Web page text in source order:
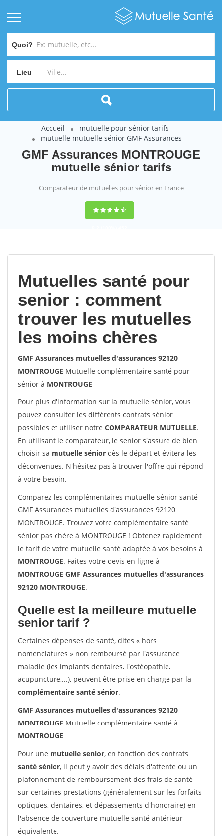
Quoi?
Lieu
Accueil
mutuelle pour sénior tarifs
mutuelle mutuelle sénior GMF Assurances
GMF Assurances MONTROUGE
mutuelle sénior tarifs
Comparateur de mutuelles pour sénior en France
9,2(100%)452
Mutuelles santé pour
senior : comment
trouver les mutuelles
les moins chères
GMF Assurances mutuelles d'assurances 92120
MONTROUGE Mutuelle complémentaire santé pour
sénior à MONTROUGE
Pour plus d'information sur la mutuelle sénior, vous
pouvez consulter les différents contrats sénior
possibles et utiliser notre COMPARATEUR MUTUELLE.
En utilisant le comparateur, le senior s'assure de bien
choisir sa mutuelle sénior dès le départ et évitera les
déconvenues. N'hésitez pas à trouver l'offre qui répond
à votre besoin.
Comparez les complémentaires mutuelle sénior santé
GMF Assurances mutuelles d'assurances 92120
MONTROUGE. Trouvez votre complémentaire santé
sénior pas chère à MONTROUGE ! Obtenez rapidement
le tarif de votre mutuelle santé adaptée à vos besoins à
MONTROUGE. Faites votre devis en ligne à
MONTROUGE GMF Assurances mutuelles d'assurances
92120 MONTROUGE.
Quelle est la meilleure mutuelle
senior tarif ?
Certaines dépenses de santé, dites « hors
nomenclatures » non remboursé par l'assurance
maladie (les implants dentaires, l'ostéopathie,
acupuncture,...), peuvent être prise en charge par la
complémentaire santé sénior.
GMF Assurances mutuelles d'assurances 92120
MONTROUGE Mutuelle complémentaire santé à
MONTROUGE
Pour une mutuelle senior, en fonction des contrats
santé sénior, il peut y avoir des délais d'attente ou un
plafonnement de remboursement des frais de santé
sur certaines prestations (généralement sur les forfaits
optiques, dentaires, et dépassements d'honoraire) en
l'absence de couverture mutuelle santé antérieur
équivalente.